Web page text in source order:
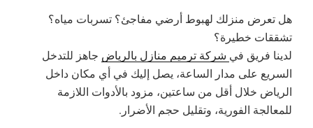
هل تعرض منزلك لهبوط أرضي مفاجئ؟ تسربات مياه؟
تشققات خطيرة؟
لدينا فريق في شركة ترميم منازل بالرياض جاهز للتدخل
السريع على مدار الساعة، يصل إليك في أي مكان داخل
الرياض خلال أقل من ساعتين، مزود بالأدوات اللازمة
للمعالجة الفورية، وتقليل حجم الأضرار.